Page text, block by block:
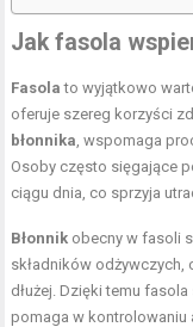
Jak fasola
Fasola to wyjątkowo
oferuje szereg korzyści
błonnika , wspomaga
Osoby często sięgające
ciągu dnia, co sprzyja
Błonnik obecny w fasoli
składników odżywczych,
dłużej. Dzięki temu
pomaga w kontrolowaniu